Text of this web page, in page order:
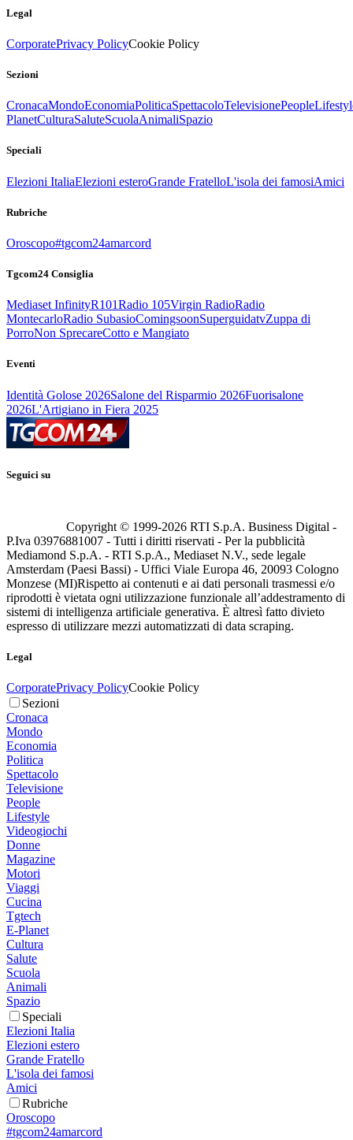
Legal
CorporatePrivacy PolicyCookie Policy
Sezioni
CronacaMondoEconomiaPoliticaSpettacoloTelevisionePeople
PlanetCulturaSaluteScuolaAnimaliSpazio
Speciali
Elezioni ItaliaElezioni esteroGrande FratelloL'isola dei famosiAmici
Rubriche
Oroscopo#tgcom24amarcord
Tgcom24 Consiglia
Mediaset InfinityR101Radio 105Virgin RadioRadio
MontecarloRadio SubasioComingsoonSuperguidatvZuppa di
PorroNon SprecareCotto e Mangiato
Eventi
Identità Golose 2026Salone del Risparmio 2026Fuorisalone
2026L'Artigiano in Fiera 2025
Seguici su
Copyright © 1999-2026 RTI S.p.A. Business Digital -
P.Iva 03976881007 - Tutti i diritti riservati - Per la pubblicità
Mediamond S.p.A. - RTI S.p.A., Mediaset N.V., sede legale
Amsterdam (Paesi Bassi) - Uffici Viale Europa 46, 20093 Cologno
Monzese (MI)Rispetto ai contenuti e ai dati personali trasmessi e/o
riprodotti è vietata ogni utilizzazione funzionale all’addestramento di
sistemi di intelligenza artificiale generativa. È altresì fatto divieto
espresso di utilizzare mezzi automatizzati di data scraping.
Legal
CorporatePrivacy PolicyCookie Policy
Sezioni
Cronaca
Mondo
Economia
Politica
Spettacolo
Televisione
People
Lifestyle
Videogiochi
Donne
Magazine
Motori
Viaggi
Cucina
Tgtech
E-Planet
Cultura
Salute
Scuola
Animali
Spazio
Speciali
Elezioni Italia
Elezioni estero
Grande Fratello
L'isola dei famosi
Amici
Rubriche
Oroscopo
#tgcom24amarcord